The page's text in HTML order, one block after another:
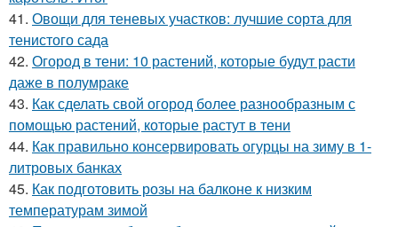
41. Овощи для теневых участков: лучшие сорта для
тенистого сада
42. Огород в тени: 10 растений, которые будут расти
даже в полумраке
43. Как сделать свой огород более разнообразным с
помощью растений, которые растут в тени
44. Как правильно консервировать огурцы на зиму в 1-
литровых банках
45. Как подготовить розы на балконе к низким
температурам зимой